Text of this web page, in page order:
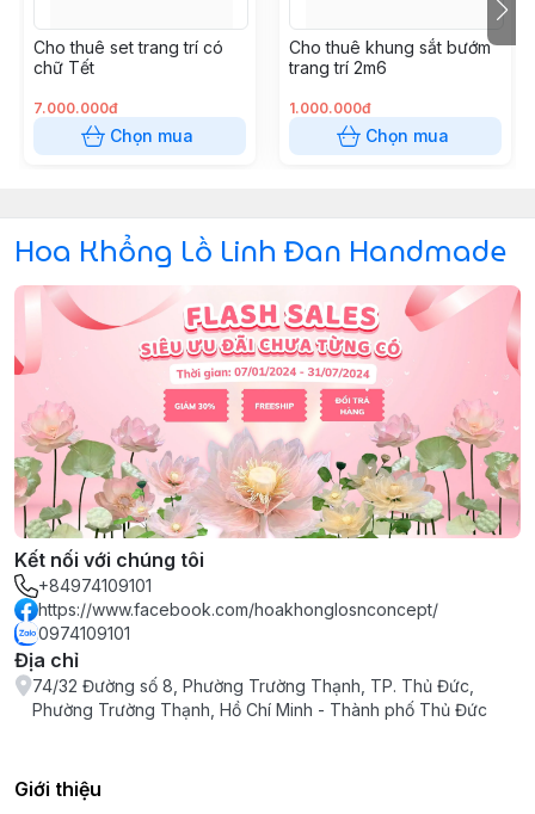
Cho thuê set trang trí có
chữ Tết
7.000.000đ
Chọn mua
Cho thuê khung sắt bướm
trang trí 2m6
1.000.000đ
Chọn mua
Hoa Khổng Lồ Linh Đan Handmade
Kết nối với chúng tôi
+84974109101
https://www.facebook.com/hoakhonglosnconcept/
0974109101
Địa chỉ
74/32 Đường số 8, Phường Trường Thạnh, TP. Thủ Đức,
Phường Trường Thạnh, Hồ Chí Minh - Thành phố Thủ Đức
Giới thiệu